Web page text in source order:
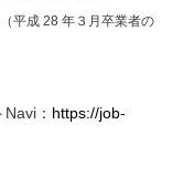
平成 28 年３月卒業者の
： https://job-